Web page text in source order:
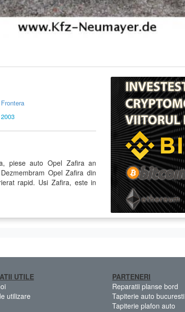
Frontera
2003
piese auto Opel Zafira an
Opel Zafira din
rapid. Usi Zafira, este in
UTILE
utilizare
PARTENERI
Reparatii planse bord
Tapiterie auto bucuresti
Tapiterie plafon auto